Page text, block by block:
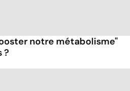
notre métabolisme"
?